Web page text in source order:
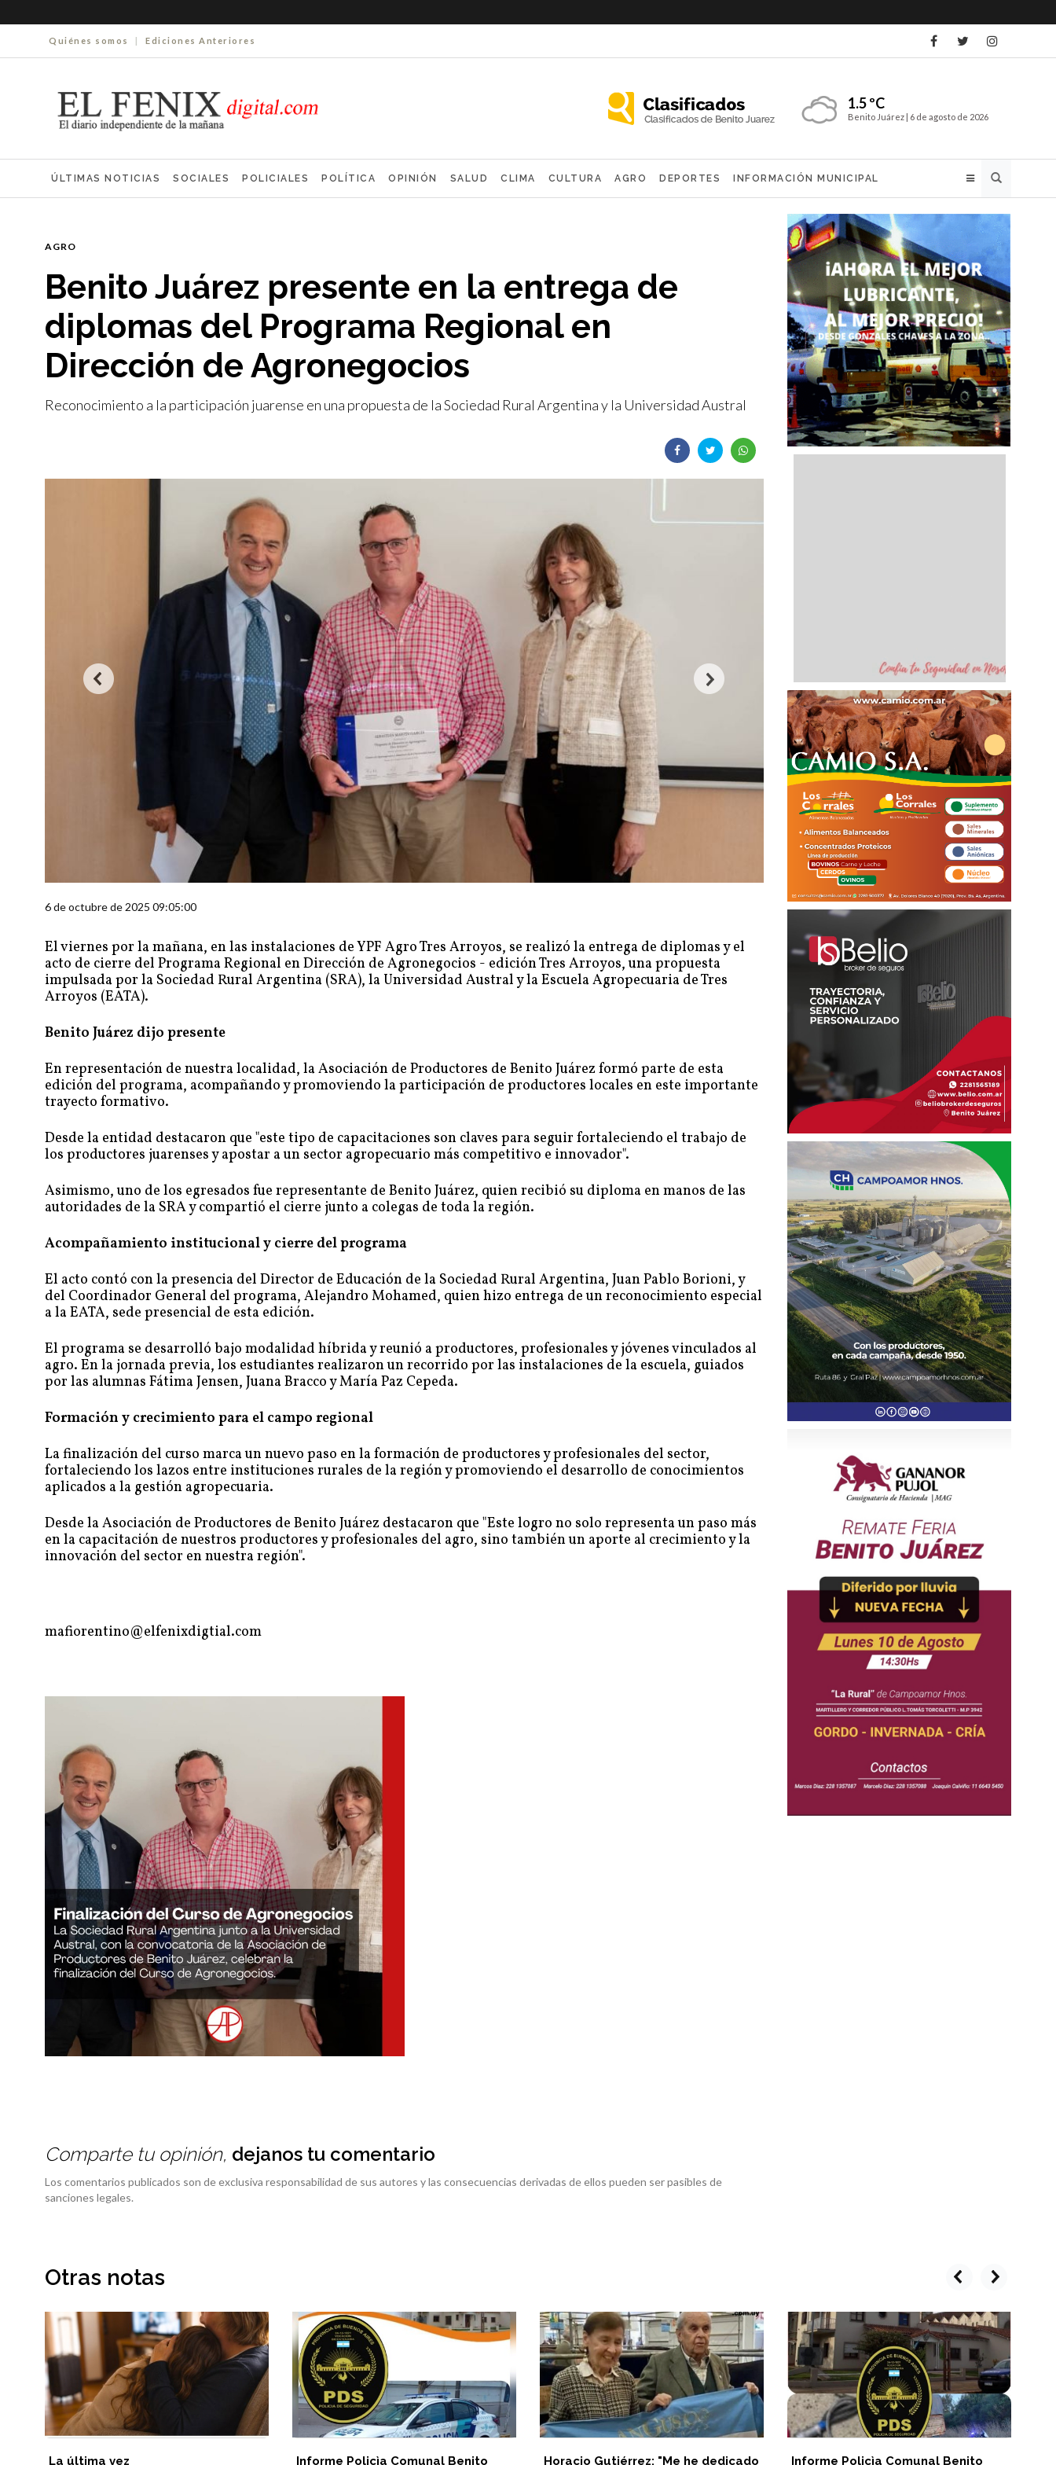
Quiénes somos | Ediciones Anteriores
1.5 ºC
Benito Juárez | 6 de agosto de 2026
ÚLTIMAS NOTICIAS SOCIALES POLICIALES POLÍTICA OPINIÓN SALUD CLIMA CULTURA AGRO DEPORTES INFORMACIÓN MUNICIPAL
AGRO
Benito Juárez presente en la entrega de
diplomas del Programa Regional en
Dirección de Agronegocios
Reconocimiento a la participación juarense en una propuesta de la Sociedad Rural Argentina y la Universidad Austral
6 de octubre de 2025 09:05:00
El viernes por la mañana, en las instalaciones de YPF Agro Tres Arroyos, se realizó la entrega de diplomas y el
acto de cierre del Programa Regional en Dirección de Agronegocios - edición Tres Arroyos, una propuesta
impulsada por la Sociedad Rural Argentina (SRA), la Universidad Austral y la Escuela Agropecuaria de Tres
Arroyos (EATA).
Benito Juárez dijo presente
En representación de nuestra localidad, la Asociación de Productores de Benito Juárez formó parte de esta
edición del programa, acompañando y promoviendo la participación de productores locales en este importante
trayecto formativo.
Desde la entidad destacaron que "este tipo de capacitaciones son claves para seguir fortaleciendo el trabajo de
los productores juarenses y apostar a un sector agropecuario más competitivo e innovador".
Asimismo, uno de los egresados fue representante de Benito Juárez, quien recibió su diploma en manos de las
autoridades de la SRA y compartió el cierre junto a colegas de toda la región.
Acompañamiento institucional y cierre del programa
El acto contó con la presencia del Director de Educación de la Sociedad Rural Argentina, Juan Pablo Borioni, y
del Coordinador General del programa, Alejandro Mohamed, quien hizo entrega de un reconocimiento especial
a la EATA, sede presencial de esta edición.
El programa se desarrolló bajo modalidad híbrida y reunió a productores, profesionales y jóvenes vinculados al
agro. En la jornada previa, los estudiantes realizaron un recorrido por las instalaciones de la escuela, guiados
por las alumnas Fátima Jensen, Juana Bracco y María Paz Cepeda.
Formación y crecimiento para el campo regional
La finalización del curso marca un nuevo paso en la formación de productores y profesionales del sector,
fortaleciendo los lazos entre instituciones rurales de la región y promoviendo el desarrollo de conocimientos
aplicados a la gestión agropecuaria.
Desde la Asociación de Productores de Benito Juárez destacaron que "Este logro no solo representa un paso más
en la capacitación de nuestros productores y profesionales del agro, sino también un aporte al crecimiento y la
innovación del sector en nuestra región".
mafiorentino@elfenixdigtial.com
Comparte tu opinión, dejanos tu comentario
Los comentarios publicados son de exclusiva responsabilidad de sus autores y las consecuencias derivadas de ellos pueden ser pasibles de
sanciones legales.
Otras notas
La última vez
Informe Policìa Comunal Benito
Horacio Gutiérrez: "Me he dedicado
Informe Policìa Comunal Benito
prev next